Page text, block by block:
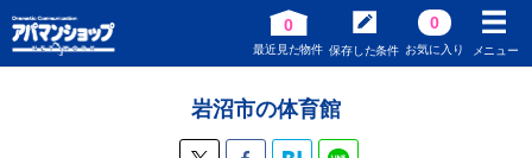
0
最近見た物件 保存した条件
0
お気に入り メニュー
岩沼市の体育館